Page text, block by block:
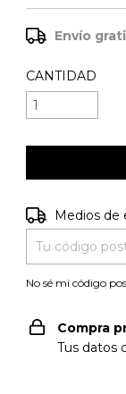
Envío
CANTIDAD
Entregas para
Medios de
No sé mi código
Compra
Tus datos